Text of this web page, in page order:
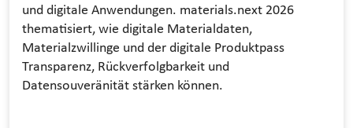
und digitale Anwendungen. materials.next 2026
thematisiert, wie digitale Materialdaten,
Materialzwillinge und der digitale Produktpass
Transparenz, Rückverfolgbarkeit und
Datensouveränität stärken können.